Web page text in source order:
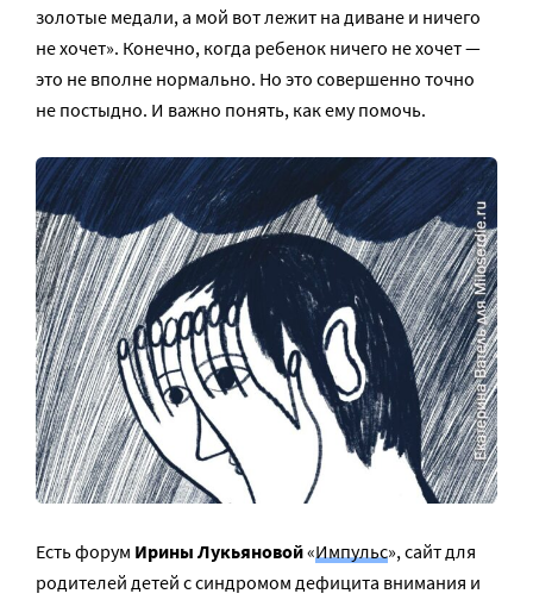
золотые медали, а мой вот лежит на диване и ничего
не хочет». Конечно, когда ребенок ничего не хочет —
это не вполне нормально. Но это совершенно точно
не постыдно. И важно понять, как ему помочь.
Есть форум Ирины Лукьяновой«Импульс», сайт для
родителей детей с синдромом дефицита внимания и